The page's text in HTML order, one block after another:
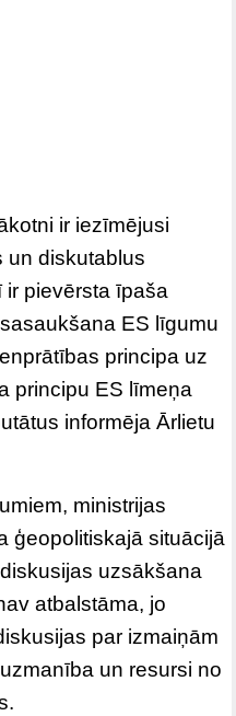
ir iezīmējusi
un diskutablus
ir pievērsta īpaša
ES līgumu
principa uz
principu ES līmeņa
informēja Ārlietu
ministrijas
ģeopolitiskajā situācijā
uzsākšana
atbalstāma, jo
par izmaiņām
un resursi no